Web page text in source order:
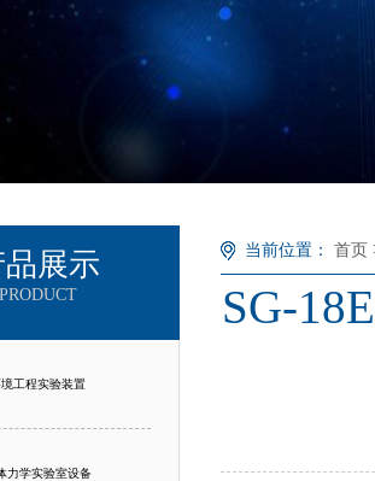
品展示
PRODUCT
工程实验装置
力学实验室设备
当前位置： 首页
SG-